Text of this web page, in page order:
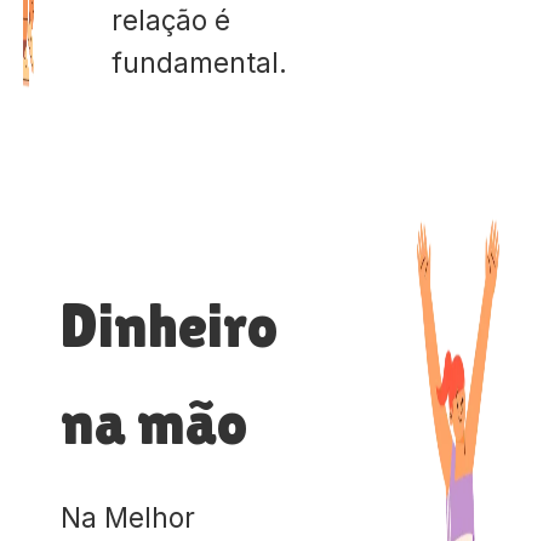
relação é
fundamental.
Dinheiro
na mão
Na Melhor